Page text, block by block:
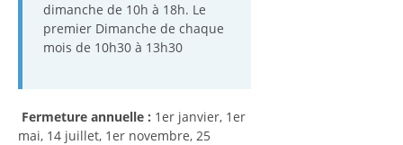
dimanche de 10h à 18h. Le
premier Dimanche de chaque
mois de 10h30 à 13h30
Fermeture annuelle : 1er janvier, 1er
mai, 14 juillet, 1er novembre, 25